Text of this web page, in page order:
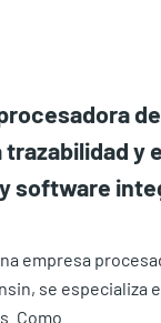
y
software
empresa
se especializa
Como...